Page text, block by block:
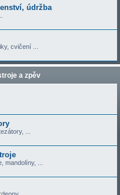
údržba
cvičení ...
a zpěv
...
mandolíny, ...